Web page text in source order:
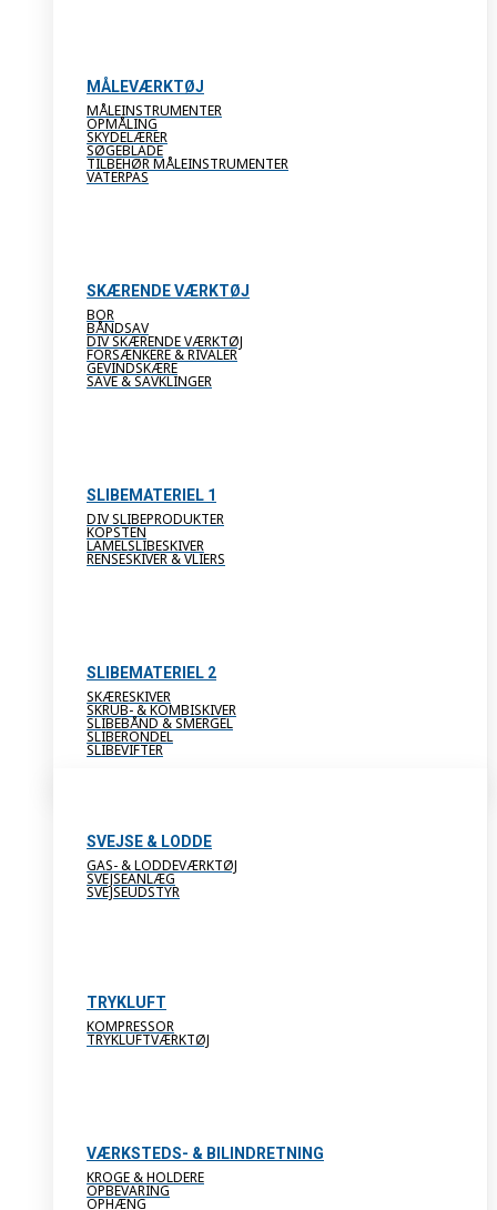
MÅLEVÆRKTØJ
MÅLEINSTRUMENTER
OPMÅLING
SKYDELÆRER
SØGEBLADE
TILBEHØR MÅLEINSTRUMENTER
VATERPAS
SKÆRENDE VÆRKTØJ
BOR
BÅNDSAV
DIV SKÆRENDE VÆRKTØJ
FORSÆNKERE & RIVALER
GEVINDSKÆRE
SAVE & SAVKLINGER
SLIBEMATERIEL 1
DIV SLIBEPRODUKTER
KOPSTEN
LAMELSLIBESKIVER
RENSESKIVER & VLIERS
SLIBEMATERIEL 2
SKÆRESKIVER
SKRUB- & KOMBISKIVER
SLIBEBÅND & SMERGEL
SLIBERONDEL
SLIBEVIFTER
SVEJSE & LODDE
GAS- & LODDEVÆRKTØJ
SVEJSEANLÆG
SVEJSEUDSTYR
TRYKLUFT
KOMPRESSOR
TRYKLUFTVÆRKTØJ
VÆRKSTEDS- & BILINDRETNING
KROGE & HOLDERE
OPBEVARING
OPHÆNG